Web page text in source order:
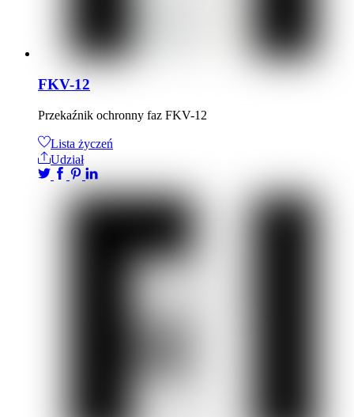
FKV-12
Przekaźnik ochronny faz FKV-12
Lista życzeń
Udział